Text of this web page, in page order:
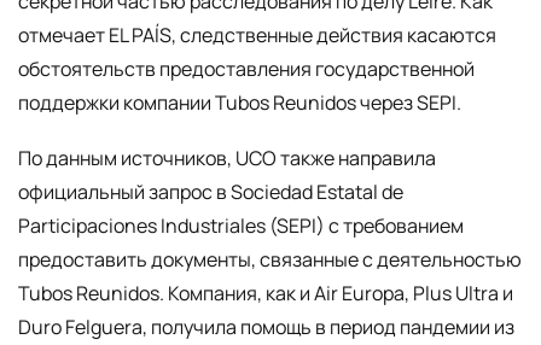
отмечает EL PAÍS, следственные действия касаются
обстоятельств предоставления государственной
поддержки компании Tubos Reunidos через SEPI.
По данным источников, UCO также направила
официальный запрос в Sociedad Estatal de
Participaciones Industriales (SEPI) с требованием
предоставить документы, связанные с деятельностью
Tubos Reunidos. Компания, как и Air Europa, Plus Ultra и
Duro Felguera, получила помощь в период пандемии из